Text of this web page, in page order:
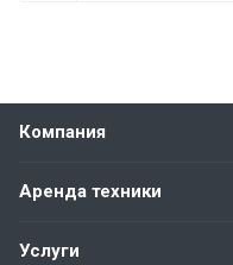
Компания
Аренда техники
Услуги